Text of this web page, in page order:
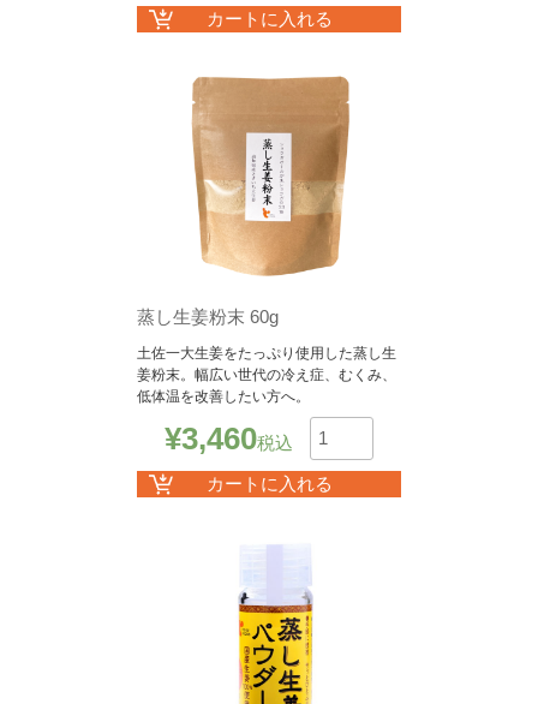
カートに入れる
蒸し生姜粉末 60g
土佐一大生姜をたっぷり使用した蒸し生
姜粉末。幅広い世代の冷え症、むくみ、
低体温を改善したい方へ。
¥3,460税込
数
カートに入れる